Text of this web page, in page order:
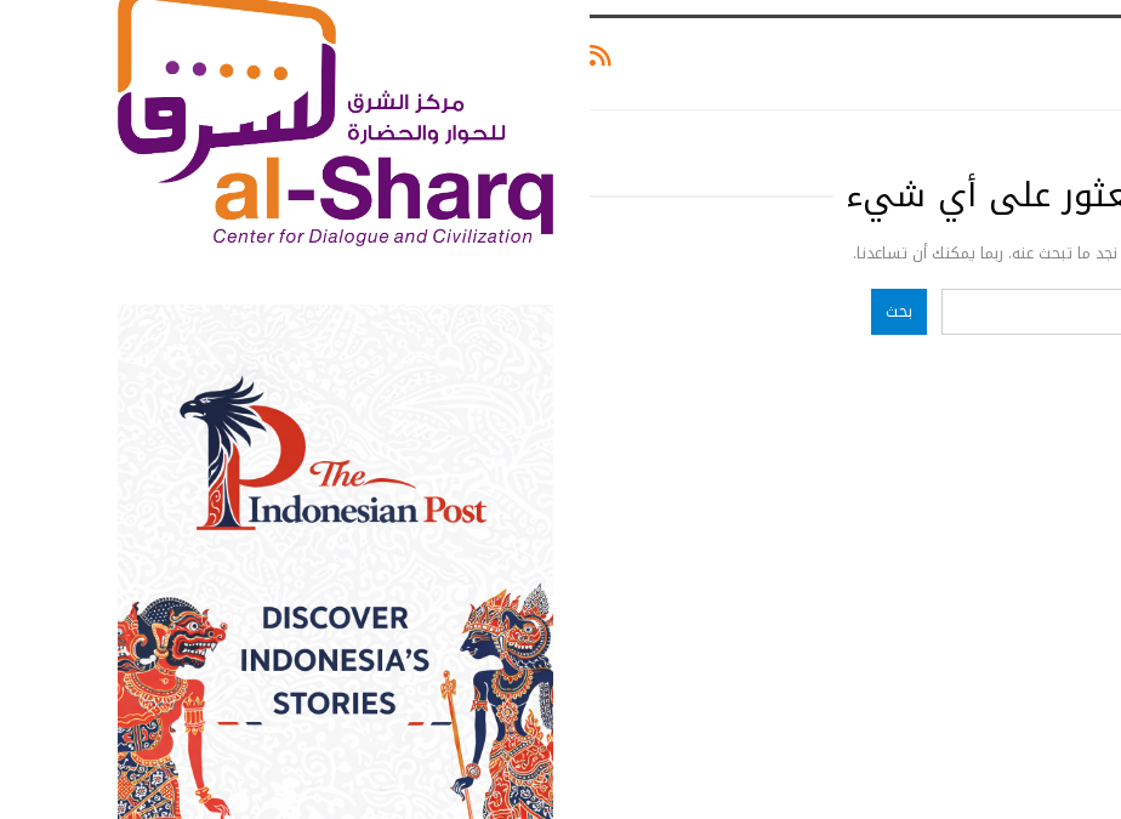
على أي شيء
نجد ما تبحث عنه. ربما يمكنك أن تساعدنا.